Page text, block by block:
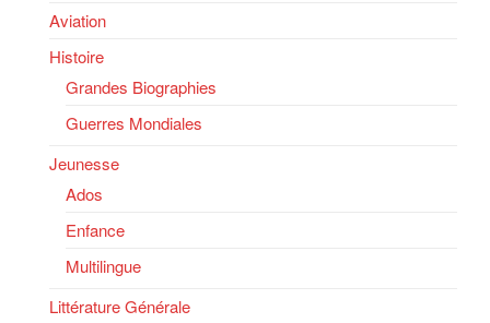
Aviation
Histoire
Grandes Biographies
Guerres Mondiales
Jeunesse
Ados
Enfance
Multilingue
Littérature Générale